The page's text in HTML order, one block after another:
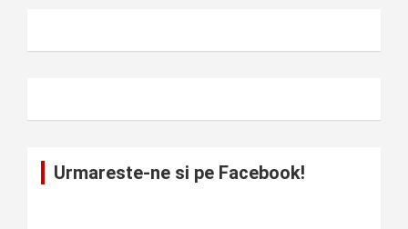
Urmareste-ne si pe Facebook!